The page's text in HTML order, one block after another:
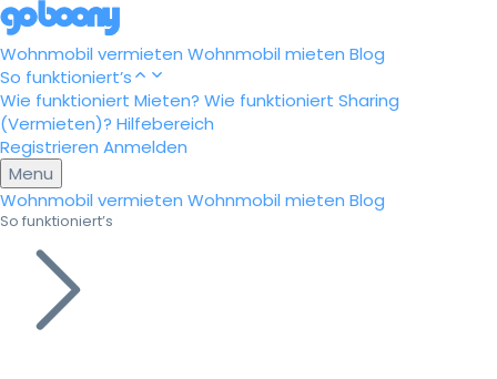
Wohnmobil vermieten Wohnmobil mieten Blog
So funktioniert’s
Wie funktioniert Mieten? Wie funktioniert Sharing
(Vermieten)? Hilfebereich
Registrieren Anmelden
Menu
Wohnmobil vermieten Wohnmobil mieten Blog
So funktioniert’s